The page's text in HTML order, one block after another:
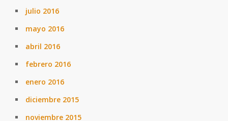
julio 2016
mayo 2016
abril 2016
febrero 2016
enero 2016
diciembre 2015
noviembre 2015